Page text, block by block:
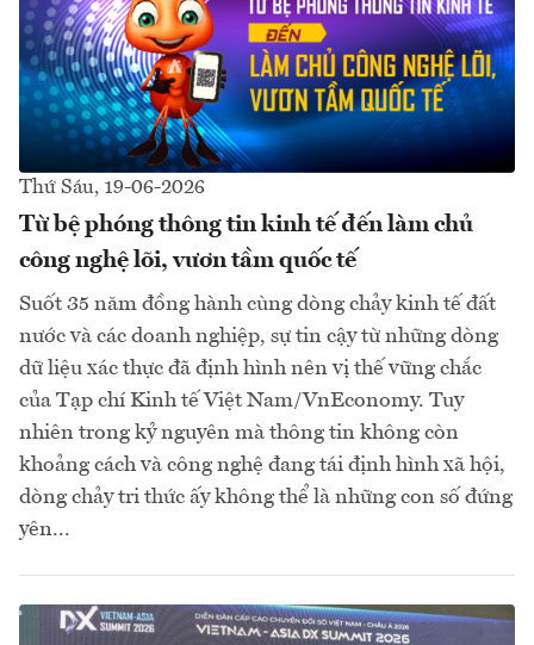
Thứ Sáu, 19-06-2026
Từ bệ phóng thông tin kinh tế đến làm chủ
công nghệ lõi, vươn tầm quốc tế
Suốt 35 năm đồng hành cùng dòng chảy kinh tế đất
nước và các doanh nghiệp, sự tin cậy từ những dòng
dữ liệu xác thực đã định hình nên vị thế vững chắc
của Tạp chí Kinh tế Việt Nam/VnEconomy. Tuy
nhiên trong kỷ nguyên mà thông tin không còn
khoảng cách và công nghệ đang tái định hình xã hội,
dòng chảy tri thức ấy không thể là những con số đứng
yên...